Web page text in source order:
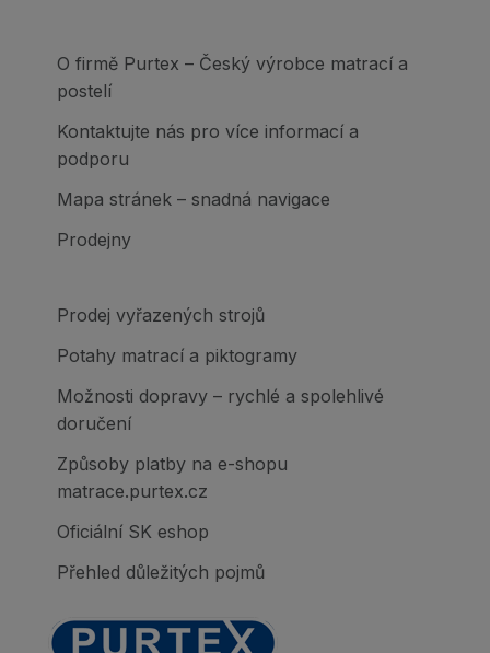
O firmě Purtex – Český výrobce matrací a
postelí
Kontaktujte nás pro více informací a
podporu
Mapa stránek – snadná navigace
Prodejny
Prodej vyřazených strojů
Potahy matrací a piktogramy
Možnosti dopravy – rychlé a spolehlivé
doručení
Způsoby platby na e-shopu
matrace.purtex.cz
Oficiální SK eshop
Přehled důležitých pojmů